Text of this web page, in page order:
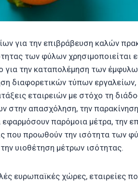
για την επιβράβευση καλών
των φύλων χρησιμοποιείται
για την καταπολέμηση των
διαφορετικών τύπων
εταιρειών με στόχο τη
στην απασχόληση, την
εφαρμόσουν παρόμοια μέτρα, την
που προωθούν την ισότητα των
υιοθέτηση μέτρων ισότητας.
ευρωπαϊκές χώρες, εταιρείες